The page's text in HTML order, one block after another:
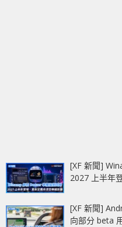
[XF 新聞]
2027 上半年
[XF 新聞]
向部分 beta